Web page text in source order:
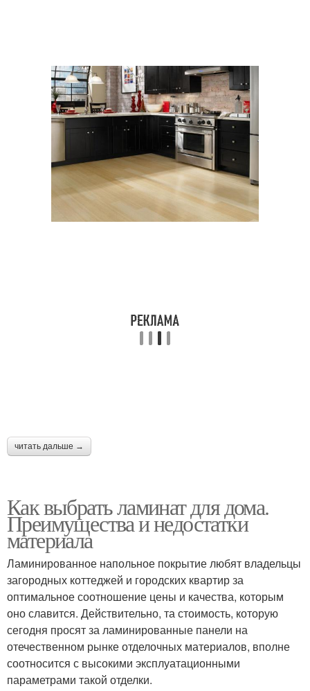
читать дальше →
Как выбрать ламинат для дома.
Преимущества и недостатки
материала
Ламинированное напольное покрытие любят владельцы
загородных коттеджей и городских квартир за
оптимальное соотношение цены и качества, которым
оно славится. Действительно, та стоимость, которую
сегодня просят за ламинированные панели на
отечественном рынке отделочных материалов, вполне
соотносится с высокими эксплуатационными
параметрами такой отделки.